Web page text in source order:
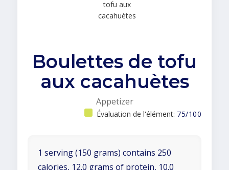
Boulettes de tofu
aux cacahuètes
Appetizer
Évaluation de l'élément: 75/100
1 serving (150 grams) contains 250
calories, 12.0 grams of protein, 10.0